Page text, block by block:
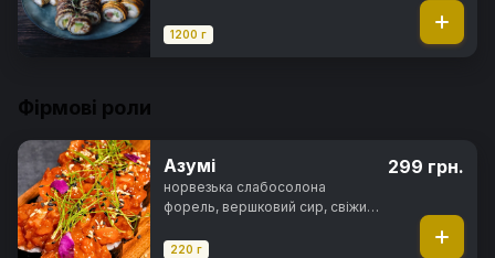
1200 г
Фірмові роли
Азумі
норвезька слабосолона
форель, вершковий сир, свіжий
кунжут, норі, рис
220 г
299 грн.